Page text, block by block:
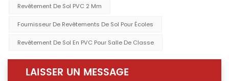
Revêtement De Sol PVC 2 Mm
Fournisseur De Revêtements De Sol Pour Écoles
Revêtement De Sol En PVC Pour Salle De Classe
LAISSER UN MESSAGE